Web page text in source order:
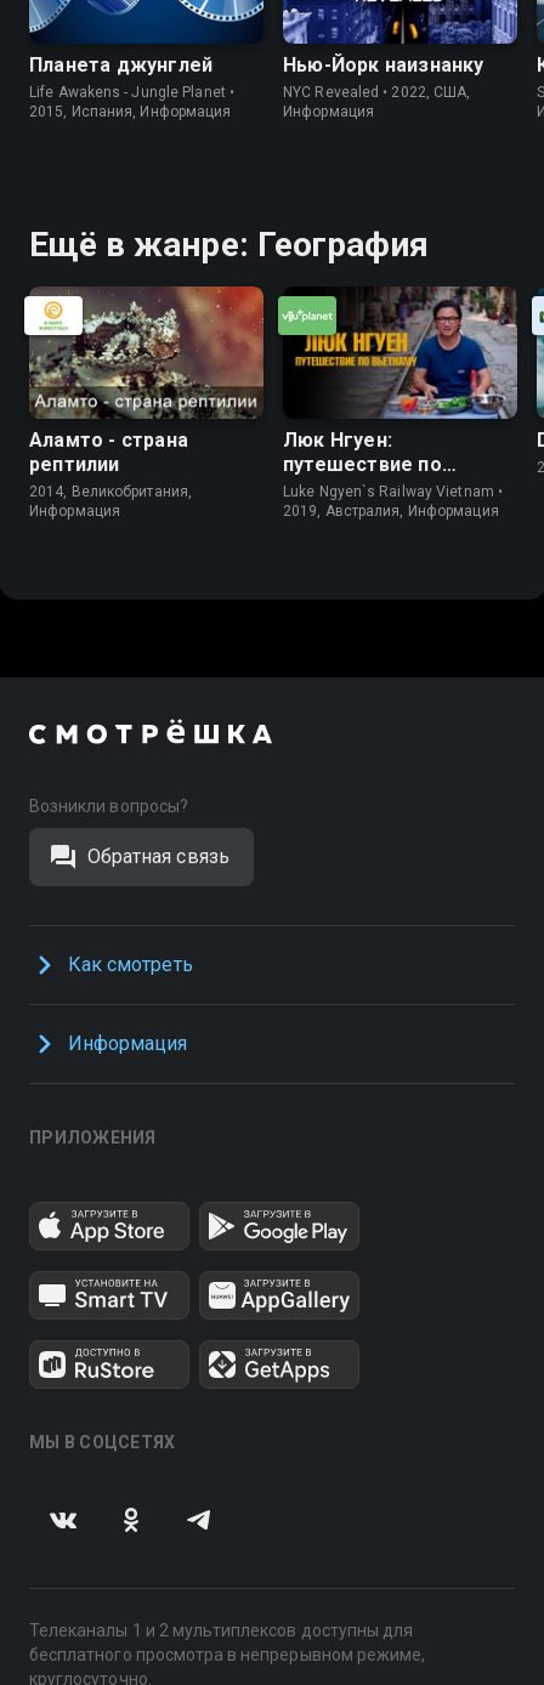
Планета джунглей
Life Awakens - Jungle Planet •
2015, Испания, Информация
Нью-Йорк наизнанку
NYC Revealed • 2022, США,
Информация
Ещё в жанре: География
Аламто - страна
рептилии
2014, Великобритания,
Информация
Люк Нгуен:
путешествие по
Вьетнаму
Luke Ngyen`s Railway Vietnam •
2019, Австралия, Информация
Возникли вопросы?
Обратная связь
Как смотреть
Информация
ПРИЛОЖЕНИЯ
МЫ В СОЦСЕТЯХ
Телеканалы 1 и 2 мультиплексов доступны для
бесплатного просмотра в непрерывном режиме,
круглосуточно.